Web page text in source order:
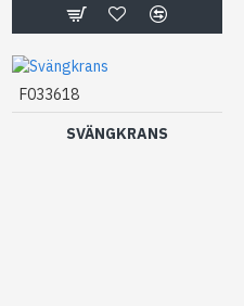
F033618
SVÄNGKRANS